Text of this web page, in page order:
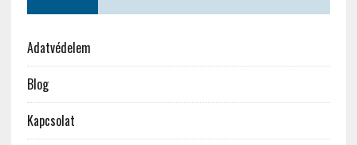
Adatvédelem
Blog
Kapcsolat